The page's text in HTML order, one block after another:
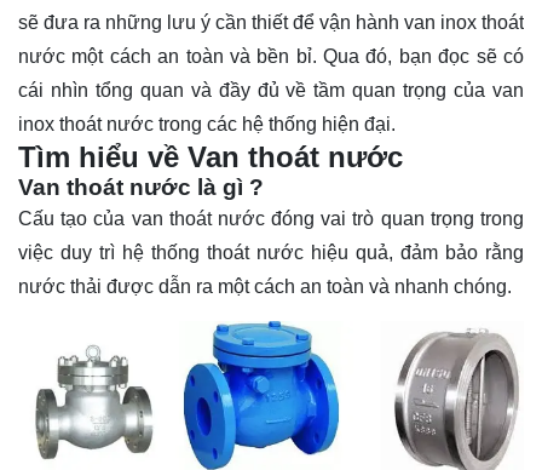
sẽ đưa ra những lưu ý cần thiết để vận hành van inox thoát
nước một cách an toàn và bền bỉ. Qua đó, bạn đọc sẽ có
cái nhìn tổng quan và đầy đủ về tầm quan trọng của van
inox thoát nước trong các hệ thống hiện đại.
Tìm hiểu về Van thoát nước
Van thoát nước là gì ?
Cấu tạo của van thoát nước đóng vai trò quan trọng trong
việc duy trì hệ thống thoát nước hiệu quả, đảm bảo rằng
nước thải được dẫn ra một cách an toàn và nhanh chóng.